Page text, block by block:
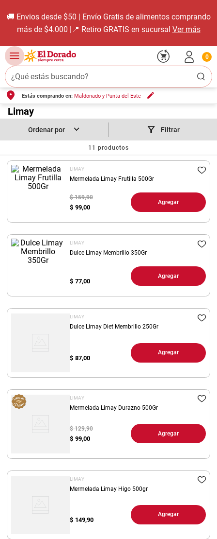
🚚 Envios desde $50 | Envío Gratis de alimentos comprando
más de $4.000 |📍 Retiro GRATIS en sucursal Ver más
¿Qué estás buscando?
0
Estás comprando en: Maldonado y Punta del Este
Limay
Filtrar
11 productos
LIMAY
Mermelada Limay Frutilla 500Gr
$ 99,00
$ 159,90
Agregar
LIMAY
Dulce Limay Membrillo 350Gr
$ 77,00
Agregar
LIMAY
Dulce Limay Diet Membrillo 250Gr
$ 87,00
Agregar
LIMAY
Mermelada Limay Durazno 500Gr
$ 99,00
$ 129,90
Agregar
LIMAY
Mermelada Limay Higo 500gr
$ 149,90
Agregar
TÉRMINOS MÁS BUSCADOS
leche
4. queso
5. pollo
. bondiola
. fideos